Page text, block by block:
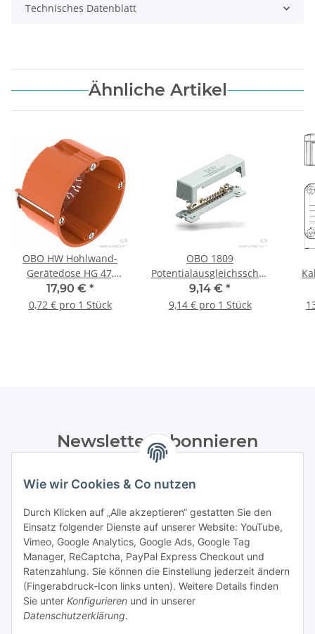
Wie wir Cookies & Co nutzen
Durch Klicken auf „Alle akzeptieren“ gestatten Sie den
Einsatz folgender Dienste auf unserer Website: YouTube,
Vimeo, Google Analytics, Google Ads, Google Tag
Manager, ReCaptcha, PayPal Express Checkout und
Ratenzahlung. Sie können die Einstellung jederzeit ändern
(Fingerabdruck-Icon links unten). Weitere Details finden
Sie unter Konfigurieren und in unserer
Datenschutzerklärung.
Technisches Datenblatt
Ähnliche Artikel
OBO HW Hohlwand-
Gerätedose HG 47,
47mm tief, 25 Stück
17,90 € *
0,72 € pro 1 Stück
OBO 1809
Potentialausgleichsschiene
188mm CuZn grau
9,14 € *
9,14 € pro 1 Stück
Newsletter Abonnieren
Datenschutzerklärungregelmäßig und jederzeit widerruflich
Abonnieren
Informationen
Gesetzliche Informationen